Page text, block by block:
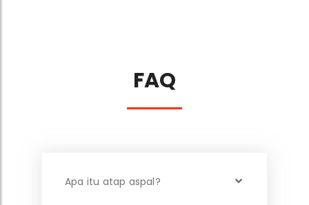
FAQ
Apa itu atap aspal?